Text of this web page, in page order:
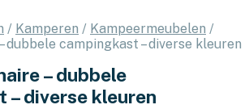
/ Kamperen / Kampeermeubelen /
dubbele campingkast – diverse kleuren
– dubbele
– diverse kleuren